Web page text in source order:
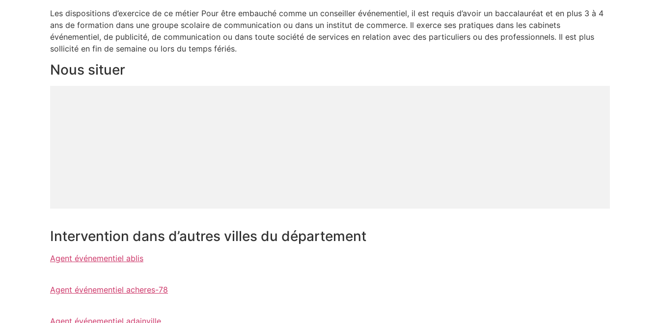
Les dispositions d’exercice de ce métier Pour être embauché comme un conseiller événementiel, il est requis d’avoir un baccalauréat et en plus 3 à 4
ans de formation dans une groupe scolaire de communication ou dans un institut de commerce. Il exerce ses pratiques dans les cabinets
événementiel, de publicité, de communication ou dans toute société de services en relation avec des particuliers ou des professionnels. Il est plus
sollicité en fin de semaine ou lors du temps fériés.
Nous situer
Intervention dans d’autres villes du département
Agent événementiel ablis
Agent événementiel acheres-78